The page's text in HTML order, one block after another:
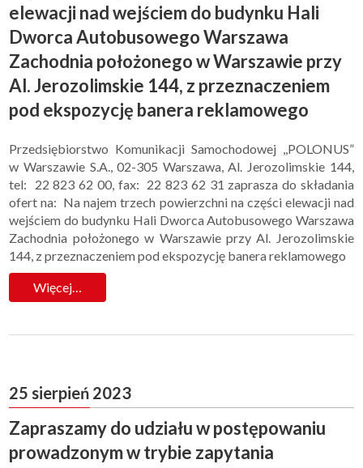
elewacji nad wejściem do budynku Hali
Dworca Autobusowego Warszawa
Zachodnia położonego w Warszawie przy
Al. Jerozolimskie 144, z przeznaczeniem
pod ekspozycję banera reklamowego
Przedsiębiorstwo Komunikacji Samochodowej ,,POLONUS”
w Warszawie S.A., 02-305 Warszawa, Al. Jerozolimskie 144,
tel: 22 823 62 00, fax: 22 823 62 31 zaprasza do składania
ofert na: Na najem trzech powierzchni na części elewacji nad
wejściem do budynku Hali Dworca Autobusowego Warszawa
Zachodnia położonego w Warszawie przy Al. Jerozolimskie
144, z przeznaczeniem pod ekspozycję banera reklamowego
Więcej…
25 sierpień 2023
Zapraszamy do udziału w postępowaniu
prowadzonym w trybie zapytania